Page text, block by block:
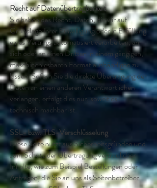
Recht auf Daten­übertrag­barkeit
Sie haben das Recht, Daten, die wir auf
Grundlage Ihrer Einwilligung oder in Erfüllung
eines Vertrags automatisiert verarbeiten, an
sich oder an einen Dritten in einem gängigen,
maschinenlesbaren Format aushändigen zu
lassen. Sofern Sie die direkte Übertragung der
Daten an einen anderen Verantwortlichen
verlangen, erfolgt dies nur, soweit es
technisch machbar ist.
SSL- bzw. TLS-Verschlüsselung
Diese Seite nutzt aus Sicherheitsgründen und
zum Schutz der Übertragung vertraulicher
Inhalte, wie zum Beispiel Bestellungen oder
Anfragen, die Sie an uns als Seitenbetreiber